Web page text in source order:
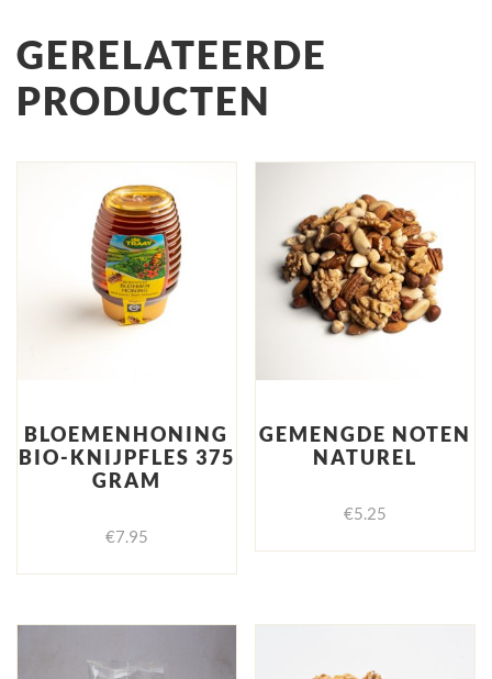
GERELATEERDE
PRODUCTEN
BLOEMENHONING
BIO-KNIJPFLES 375
GRAM
€7.95
GEMENGDE NOTEN
NATUREL
€5.25